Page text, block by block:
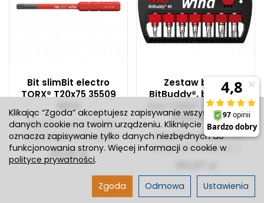
Bit slimBit electro
TORX® T20x75 35509
REALIZACJA 5-14 DNI
ROBOCZYCH(0 szt.)
25,92 zł
Zestaw bitów
BitBuddy®, bit TY 49
mm TORX® 1/4" 7-cz.
42115 WIHA
REALIZACJA 5-14 DNI
ROBOCZYCH(0 szt.)
Klikając “Zgoda” akceptujesz zapisywanie wszystkich
danych cookie na twoim urządzeniu. Kliknięcie “Odmowa”
oznacza zapisywanie tylko danych niezbędnych do
funkcjonowania strony. Więcej informacji o cookie w
polityce prywatności.
Ustawienia
Odmowa
Zgoda